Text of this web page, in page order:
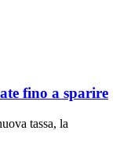
fino a sparire
tassa, la